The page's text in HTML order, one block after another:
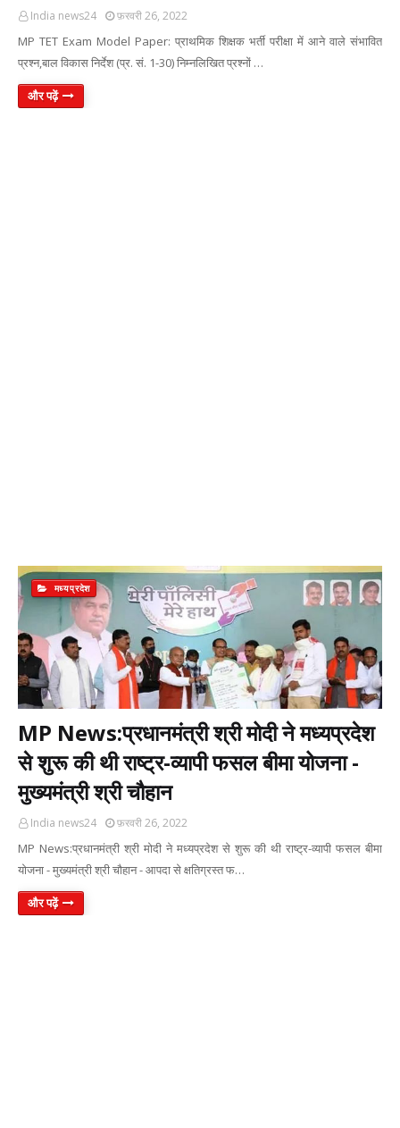
India news24 फ़रवरी 26, 2022
MP TET Exam Model Paper: प्राथमिक शिक्षक भर्ती परीक्षा में आने वाले संभावित
प्रश्न,बाल विकास निर्देश (प्र. सं. 1-30) निम्नलिखित प्रश्नों …
और पढ़ें
मध्यप्रदेश
MP News:प्रधानमंत्री श्री मोदी ने मध्यप्रदेश
से शुरू की थी राष्ट्र-व्यापी फसल बीमा योजना -
मुख्यमंत्री श्री चौहान
India news24 फ़रवरी 26, 2022
MP News:प्रधानमंत्री श्री मोदी ने मध्यप्रदेश से शुरू की थी राष्ट्र-व्यापी फसल बीमा
योजना - मुख्यमंत्री श्री चौहान - आपदा से क्षतिग्रस्त फ…
और पढ़ें